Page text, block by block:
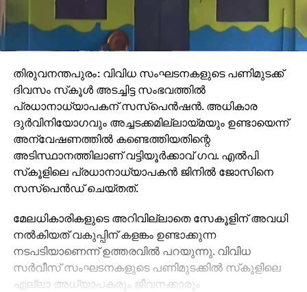
തിരുവനന്തപുരം: വിവിധ സംഘടനകളുടെ പണിമുടക്ക്
ദിവസം സ്‌കൂള്‍ അടച്ചിട്ട സംഭവത്തില്‍
പ്രധാനാധ്യാപകന് സസ്‌പെന്‍ഷന്‍. അധികാര
ദുര്‍വിനിയോഗവും അച്ചടക്കമില്ലായ്മയും ഉണ്ടായെന്ന്
അന്വേഷണത്തില്‍ കണ്ടെത്തിയതിന്റെ
അടിസ്ഥാനത്തിലാണ് വട്ടിയൂര്‍ക്കാവ് ഗവ. എല്‍പി
സ്‌കൂളിലെ പ്രധാനാധ്യാപകന്‍ ജിനില്‍ ജോസിനെ
സസ്‌പെന്‍ഡ് ചെയ്തത്.
മേലധികാരികളുടെ അറിവില്ലാതെ സേകൂളിന് അവധി
നല്‍കിയത് വകുപ്പിന് കളങ്കം ഉണ്ടാക്കുന്ന
നടപടിയാണെന്ന് ഉത്തരവില്‍ പറയുന്നു. വിവിധ
സര്‍വീസ് സംഘടനകളുടെ പണിമുടക്കില്‍ സ്‌കൂളിലെ
എല്ലാ അധ്യാപകരും ജീവനക്കാരും